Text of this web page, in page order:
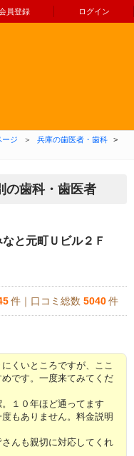
員登録 ログイン
ンツへ移動
ージ ＞ 兵庫の歯医者・歯科
>
の歯科・歯医者
と元町Ｕビル２Ｆ
件｜口コミ総数 5040 件
くいところですが、ここ
です。一度来てみてくだ
１０年ほど通ってます
もありません。料金説明
んも親切に対応してくれ